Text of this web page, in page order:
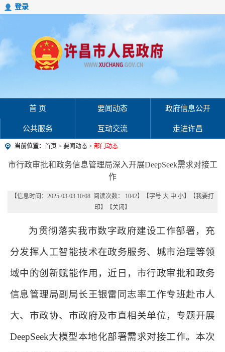
登录
首 页 要闻动态 政府信息公开
公共服务 互动交流 走进许昌
当前位置： 首页 > 要闻动态 > 部门动态
市行政审批和政务信息管理局深入开展DeepSeek需求对接工
作
【信息时间：2025-03-03 10:08 阅读次数： 1042】【字号 大 中 小】【我要打
印】【关闭 】
为贯彻落实我市数字政府建设工作部署，充
分发挥人工智能技术在政务服务、城市治理等领
域中的创新赋能作用，近日，市行政审批和政务
信息管理局副局长王银雷同志率工作专班赴市人
大、市政协、市政府及市直相关单位，专题开展
DeepSeek大模型本地化部署需求对接工作。本次